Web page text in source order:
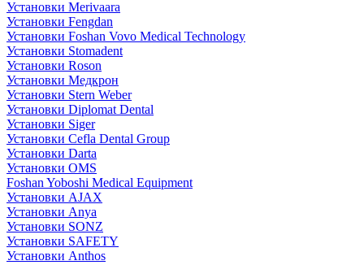
Установки Merivaara
Установки Fengdan
Установки Foshan Vovo Medical Technology
Установки Stomadent
Установки Roson
Установки Медкрон
Установки Stern Weber
Установки Diplomat Dental
Установки Siger
Установки Cefla Dental Group
Установки Darta
Установки OMS
Foshan Yoboshi Medical Equipment
Установки AJAX
Установки Anya
Установки SONZ
Установки SAFETY
Установки Anthos